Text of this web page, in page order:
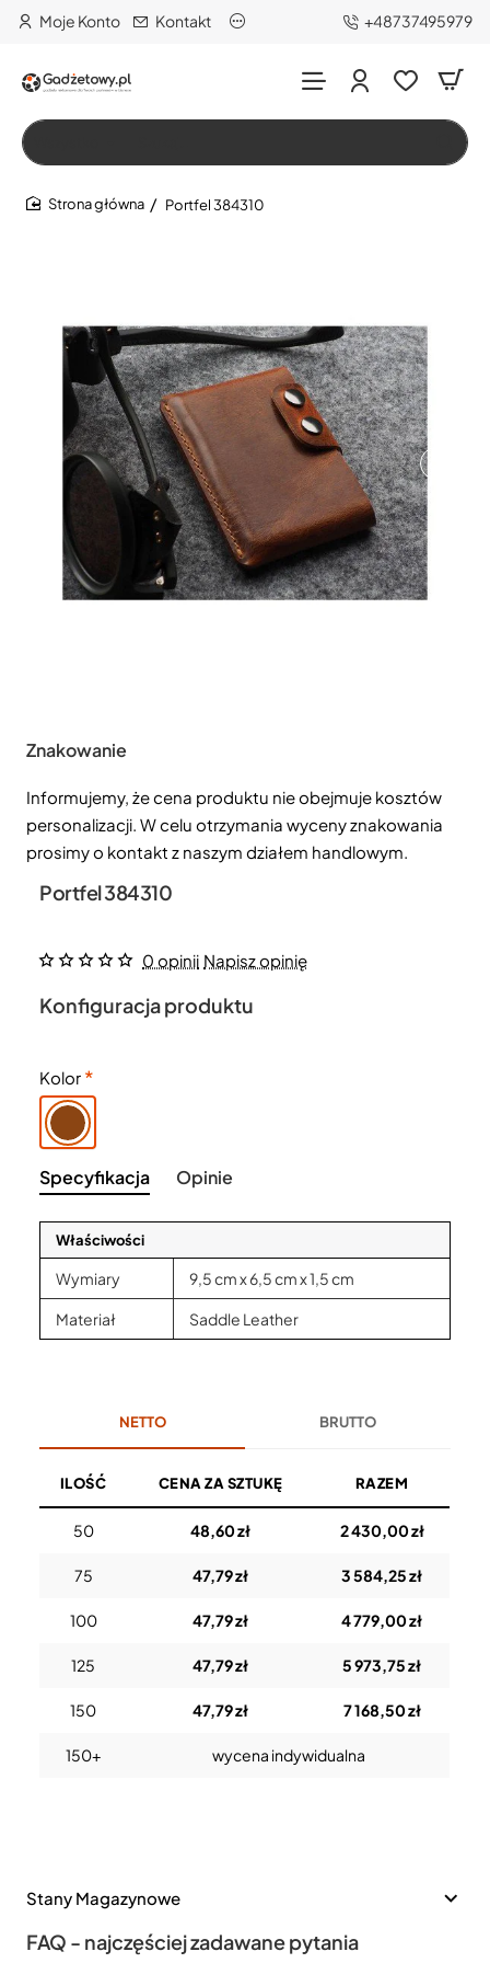
Moje Konto Kontakt +48737495979
Szukaj…
Portfel 384310
Znakowanie
Informujemy, że cena produktu nie obejmuje kosztów
personalizacji. W celu otrzymania wyceny znakowania
prosimy o kontakt z naszym działem handlowym.
Portfel 384310
0 opinii Napisz opinię
Konfiguracja produktu
Kolor
Specyfikacja Opinie
Właściwości
Wymiary 9,5 cm x 6,5 cm x 1,5 cm
Materiał Saddle Leather
NETTO BRUTTO
ILOŚĆ CENA ZA SZTUKĘ RAZEM
50 48,60 zł 2 430,00 zł
75 47,79 zł 3 584,25 zł
100 47,79 zł 4 779,00 zł
125 47,79 zł 5 973,75 zł
150 47,79 zł 7 168,50 zł
150+ wycena indywidualna
Stany Magazynowe
FAQ - najczęściej zadawane pytania